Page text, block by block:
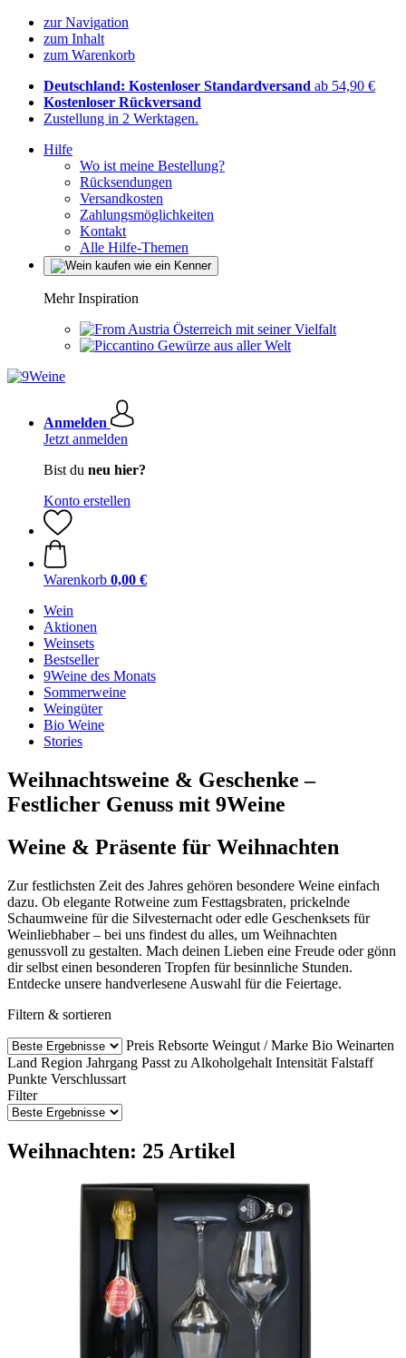
zur Navigation
zum Inhalt
zum Warenkorb
Deutschland: Kostenloser Standardversand ab 54,90 €
Kostenloser Rückversand
Zustellung in 2 Werktagen.
Hilfe
Wo ist meine Bestellung?
Rücksendungen
Versandkosten
Zahlungsmöglichkeiten
Kontakt
Alle Hilfe-Themen
Mehr Inspiration
Österreich mit seiner Vielfalt
Gewürze aus aller Welt
Anmelden
Jetzt anmelden
Bist du neu hier?
Konto erstellen
Warenkorb 0,00 €
Wein
Aktionen
Weinsets
Bestseller
9Weine des Monats
Sommerweine
Weingüter
Bio Weine
Stories
Weihnachtsweine & Geschenke –
Festlicher Genuss mit 9Weine
Weine & Präsente für Weihnachten
Zur festlichsten Zeit des Jahres gehören besondere Weine einfach
dazu. Ob elegante Rotweine zum Festtagsbraten, prickelnde
Schaumweine für die Silvesternacht oder edle Geschenksets für
Weinliebhaber – bei uns findest du alles, um Weihnachten
genussvoll zu gestalten. Mach deinen Lieben eine Freude oder gönn
dir selbst einen besonderen Tropfen für besinnliche Stunden.
Entdecke unsere handverlesene Auswahl für die Feiertage.
Filtern & sortieren
Preis Rebsorte Weingut / Marke Bio Weinarten
Land Region Jahrgang Passt zu Alkoholgehalt Intensität Falstaff
Punkte Verschlussart
Filter
Weihnachten: 25 Artikel